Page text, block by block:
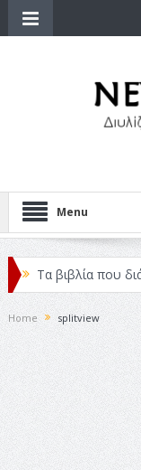
Menu
Τα βιβλία που
Κριτικές
Σχεδιασμός που
Σπιρτόκουτο: η
ταινία
Το Top 5 της
Home splitview